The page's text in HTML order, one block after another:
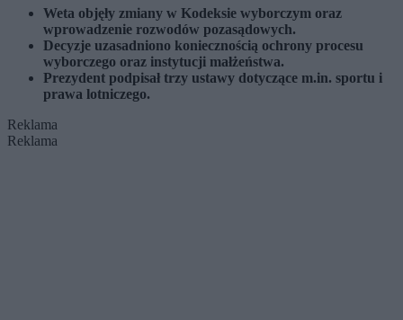
Weta objęły zmiany w Kodeksie wyborczym oraz
wprowadzenie rozwodów pozasądowych.
Decyzje uzasadniono koniecznością ochrony procesu
wyborczego oraz instytucji małżeństwa.
Prezydent podpisał trzy ustawy dotyczące m.in. sportu i
prawa lotniczego.
Reklama
Reklama